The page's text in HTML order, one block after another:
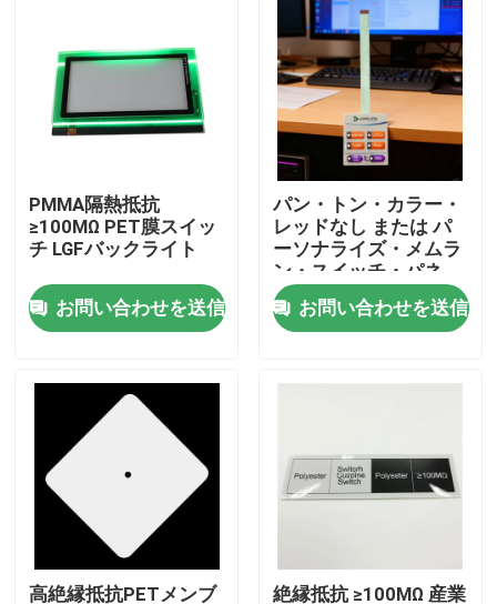
ビデオ
企業情報
会社案内
品質管理
お問い合わせ
見積依頼
膜スイッチ パネル
PMMA隔熱抵抗
≥100MΩ PET膜スイッ
チ LGFバックライト
お問い合わせを送信
パン・トン・カラー・
レッドなし または パ
ーソナライズ・メムラ
ン・スイッチ・パネ
ル・キーボード 自動車
医療家電用品
お問い合わせを送信
高絶縁抵抗PETメンブ 絶縁抵抗 ≥100MΩ 産業